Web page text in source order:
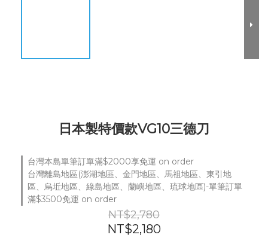
日本製特價款VG10三德刀
台灣本島單筆訂單滿$2000享免運 on order
台灣離島地區(澎湖地區、金門地區、馬祖地區、東引地
區、烏坵地區、綠島地區、蘭嶼地區、琉球地區)-單筆訂單
滿$3500免運 on order
NT$2,780
NT$2,180